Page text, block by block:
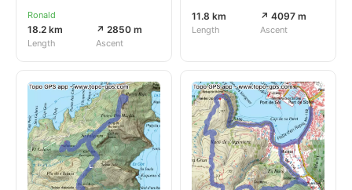
Ronald
18.2 km
Length
↗ 2850 m
Ascent
11.8 km
Length
↗ 4097 m
Ascent